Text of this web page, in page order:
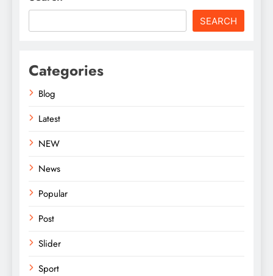
SEARCH
Categories
Blog
Latest
NEW
News
Popular
Post
Slider
Sport